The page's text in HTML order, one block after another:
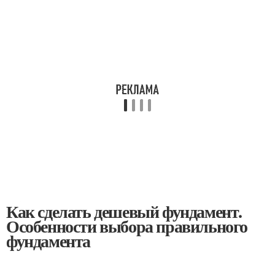
Как сделать дешевый фундамент.
Особенности выбора правильного
фундамента